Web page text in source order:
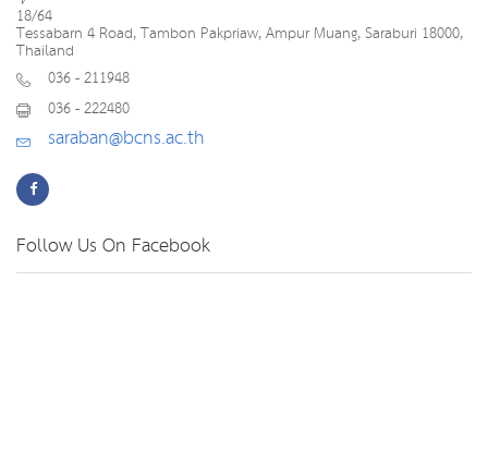
18/64
Tessabarn 4 Road, Tambon Pakpriaw, Ampur Muang, Saraburi 18000,
Thailand
036 - 211948
036 - 222480
saraban@bcns.ac.th
Follow Us On Facebook